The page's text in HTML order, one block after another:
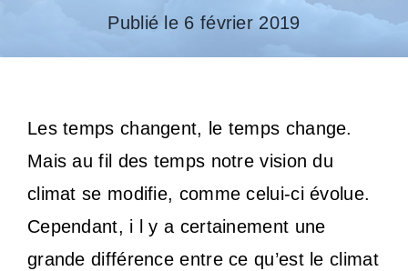
Publié le 6 février 2019
Les temps changent, le temps change.
Mais au fil des temps notre vision du
climat se modifie, comme celui-ci évolue.
Cependant, i l y a certainement une
grande différence entre ce qu’est le climat